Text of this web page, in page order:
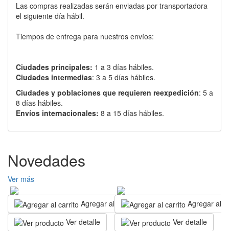
Las compras realizadas serán enviadas por transportadora
el siguiente día hábil.
Tiempos de entrega para nuestros envíos:
Ciudades principales: 1 a 3 días hábiles.
Ciudades intermedias: 3 a 5 días hábiles.
Ciudades y poblaciones que requieren reexpedición: 5 a
8 días hábiles.
Envíos internacionales: 8 a 15 días hábiles.
Novedades
Ver más
Agregar al carrito
Ver detalle
Agregar al
Ver detalle